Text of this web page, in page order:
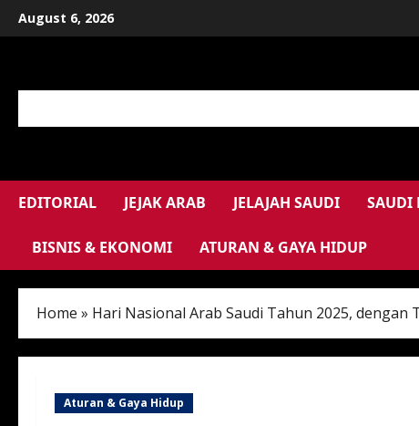
Skip
to
August 6, 2026
EDITORIAL JEJAK ARAB JELAJAH SAUDI SAUDI
BISNIS & EKONOMI ATURAN & GAYA HIDUP
Home » Hari Nasional Arab Saudi Tahun 2025, dengan
Aturan & Gaya Hidup